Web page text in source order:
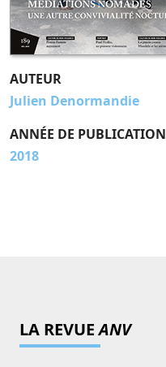
AUTEUR
Julien Denormandie
ANNÉE DE PUBLICATION
2018
LA REVUEANV